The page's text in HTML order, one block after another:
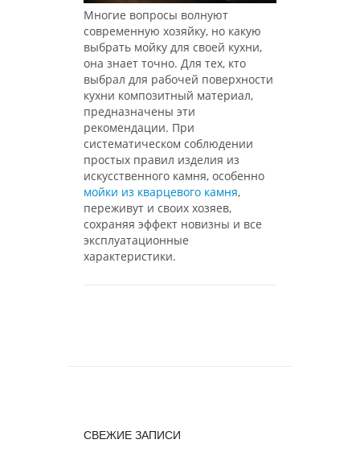
Многие вопросы волнуют
современную хозяйку, но какую
выбрать мойку для своей кухни,
она знает точно. Для тех, кто
выбрал для рабочей поверхности
кухни композитный материал,
предназначены эти
рекомендации. При
систематическом соблюдении
простых правил изделия из
искусственного камня, особенно
мойки из кварцевого камня,
переживут и своих хозяев,
сохраняя эффект новизны и все
эксплуатационные
характеристики.
СВЕЖИЕ ЗАПИСИ